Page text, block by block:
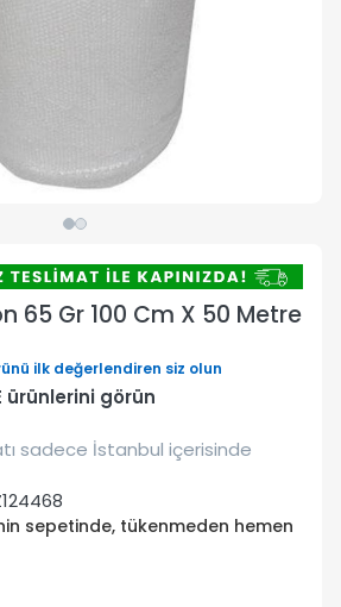
65 Gr 100 Cm X 50 Metre
ilk değerlendiren siz olun
ürünlerini görün
sadece İstanbul içerisinde
sepetinde, tükenmeden hemen